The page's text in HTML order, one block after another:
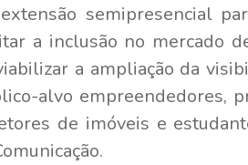
semipresencial
a inclusão no mercado
a ampliação da
alvo empreendedores,
de imóveis e